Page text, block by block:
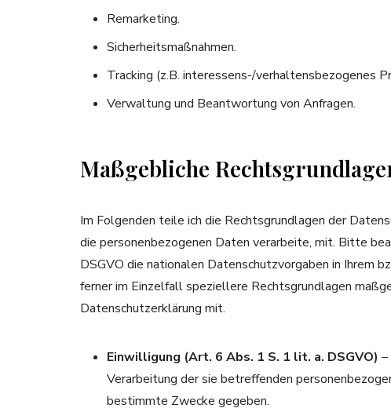
Remarketing.
Sicherheitsmaßnahmen.
Tracking (z.B. interessens-/verhaltensbezogenes
Verwaltung und Beantwortung von Anfragen.
Maßgebliche
Im Folgenden teile ich die Rechtsgrundlagen der
die personenbezogenen Daten verarbeite, mit. Bitte
DSGVO die nationalen Datenschutzvorgaben in Ihrem
ferner im Einzelfall speziellere Rechtsgrundlagen
Datenschutzerklärung mit.
Einwilligung (Art. 6 Abs. 1 S. 1 lit. a. DSGVO)
Verarbeitung der sie betreffenden
bestimmte Zwecke gegeben.